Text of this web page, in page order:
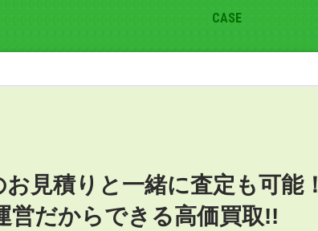
CASE
見積りと一緒に査定も可能！
営だからできる高価買取!!